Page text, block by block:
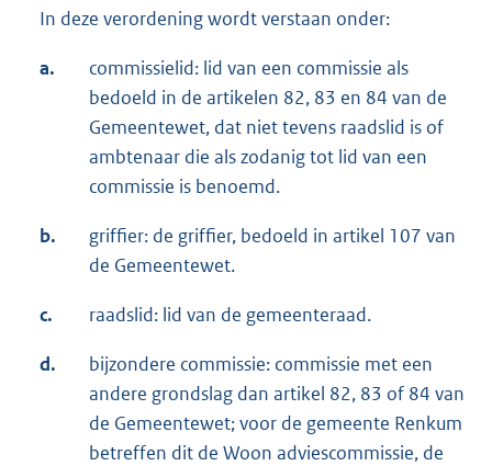
In deze verordening wordt verstaan onder:
a.
commissielid: lid van een commissie als
bedoeld in de artikelen 82, 83 en 84 van de
Gemeentewet, dat niet tevens raadslid is of
ambtenaar die als zodanig tot lid van een
commissie is benoemd.
b.
griffier: de griffier, bedoeld in artikel 107 van
de Gemeentewet.
c. raadslid: lid van de gemeenteraad.
d.
bijzondere commissie: commissie met een
andere grondslag dan artikel 82, 83 of 84 van
de Gemeentewet; voor de gemeente Renkum
betreffen dit de Woon adviescommissie, de